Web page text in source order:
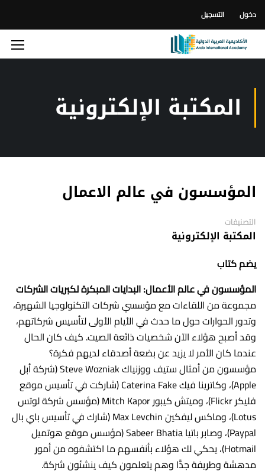
دخول التسجيل
المكتبة الإلكترونية
المؤسسون في عالم الاعمال
التصنيفات
المكتبة الإلكترونية
يضم كتاب
المؤسسون في عالم الأعمال: البدايات المبكرة لكبريات الشركات
مجموعة من اللقاءات مع مؤسسي شركات التكنولوجيا الشهيرة،
وتدور الحوارات حول ما حدث في الأيام الأولى لتأسيس شركاتهم،
وقد أصبح هؤلاء الآن شخصيات ذائعة الصيت. كيف كان الحال
عندما كان الأمر لا يزيد عن بضعة أصدقاء لديهم فكرة؟
مؤسسون من أمثال ستيف ووزنياك Steve Wozniak (شركة أبل
Apple)، وكاترينا فيك Caterina Fake (شاركت في تأسيس موقع
فليكر Flickr)، وميتش كيبور Mitch Kapor (مؤسس شركة لوتس
Lotus)، وماكس ليفكين Max Levchin (شارك في تأسيس باي بال
Paypal)، وصابر باتيا Sabeer Bhatia (مؤسس موقع هوتميل
Hotmail)، يحكي لك هؤلاء بأنفسهم ما اكتشفوه من أمور
مدهشة وطريفة جدًّا وهم يتعلمون كيف ينشئون شركة.